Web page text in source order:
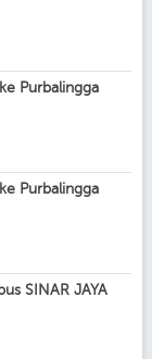
Purbalingga
Purbalingga
SINAR JAYA